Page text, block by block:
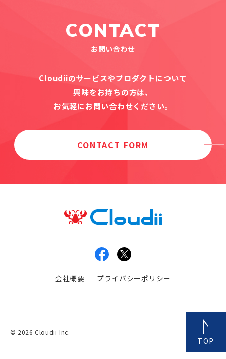
CONTACT
お問い合わせ
Cloudiiのサービスやプロダクトについて
興味をお持ちの方は、
お気軽にお問い合わせください。
CONTACT FORM
TOP
© 2026 Cloudii Inc.
会社概要 プライバシーポリシー